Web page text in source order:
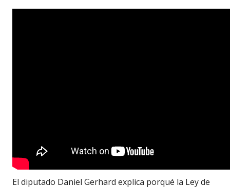
El diputado Daniel Gerhard explica porqué la Ley de